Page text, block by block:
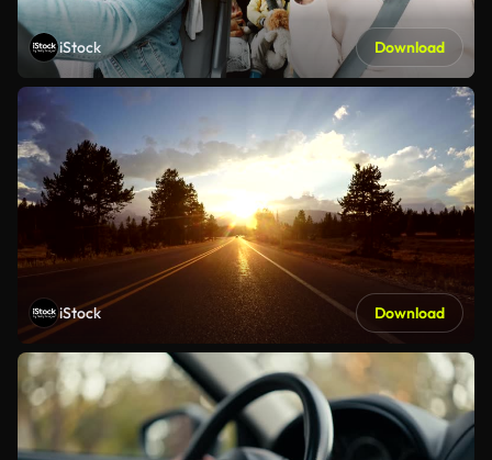
iStock Download
iStock Download